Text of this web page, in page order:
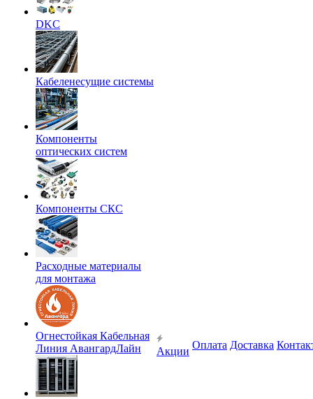
DKC
Кабеленесущие системы
Компоненты
оптических систем
Компоненты СКС
Расходные материалы
для монтажа
Огнестойкая Кабельная
Линия АвангардЛайн
Акции
Оплата Доставка